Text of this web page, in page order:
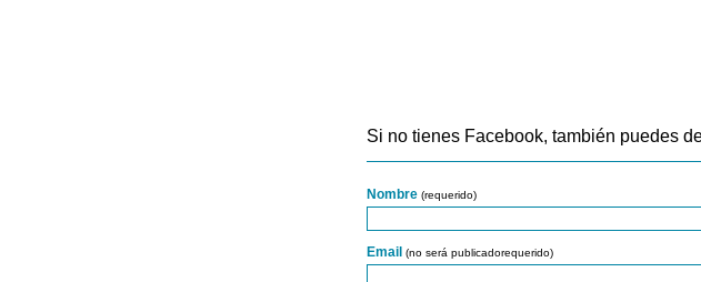
Si no tienes Facebook, también puedes
Nombre (requerido)
Email (no será publicadorequerido)